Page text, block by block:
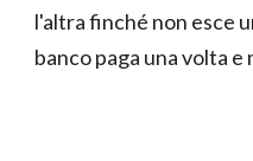
l'altra finché non esce
banco paga una volta